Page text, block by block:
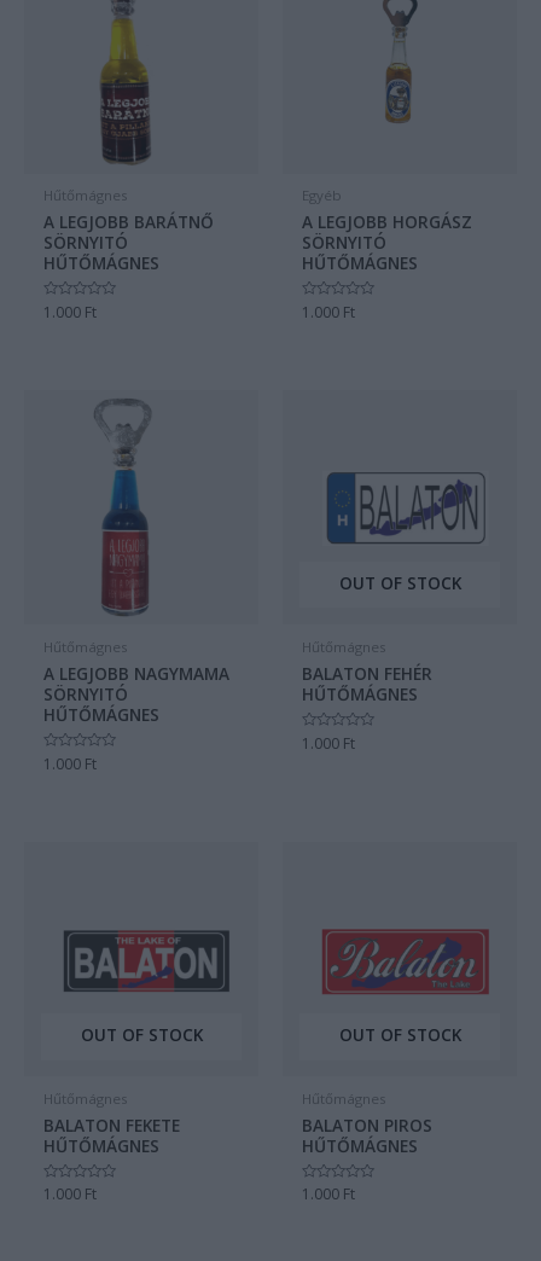
Hűtőmágnes
A LEGJOBB BARÁTNŐ
SÖRNYITÓ
HŰTŐMÁGNES
Értékelés:
0
1.000 Ft
Egyéb
A LEGJOBB HORGÁSZ
SÖRNYITÓ
HŰTŐMÁGNES
Értékelés:
0
1.000 Ft
Hűtőmágnes
A LEGJOBB NAGYMAMA
SÖRNYITÓ
HŰTŐMÁGNES
Értékelés:
0
1.000 Ft
OUT OF STOCK
Hűtőmágnes
BALATON FEHÉR
HŰTŐMÁGNES
Értékelés:
0
1.000 Ft
OUT OF STOCK
Hűtőmágnes
BALATON FEKETE
HŰTŐMÁGNES
Értékelés:
1.000 Ft
OUT OF STOCK
Hűtőmágnes
BALATON PIROS
HŰTŐMÁGNES
Értékelés:
1.000 Ft